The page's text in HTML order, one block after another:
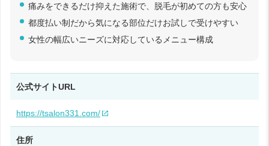
痛みをできるだけ抑えた施術で、脱毛が初めての方も安心
都度払い制だから気になる部位だけお試しで受けやすい
女性の幅広いニーズに対応しているメニュー構成
公式サイトURL
https://tsalon331.com/
住所